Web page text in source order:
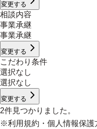
変更する
相談内容
事業承継
事業承継
変更する
こだわり条件
選択なし
選択なし
変更する
2件見つかりました。
※利用規約 ・ 個人情報保護